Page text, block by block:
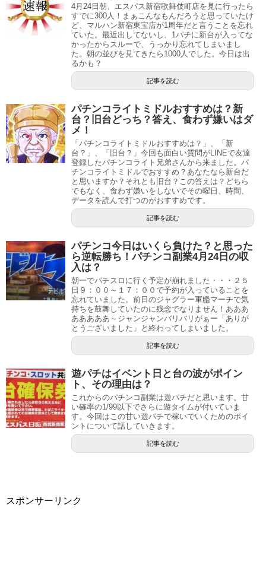
4月24日朝、エスパス新宿歌舞伎町店を見に行ったら
すでに300人！まぁこんなもんだろうと思っていたけ
ど、マルハン新宿東宝店が1周年だと言うことを忘れ
ていた。最近出してないし、1パチに新台が入ってな
かったからスルーで、うっかり忘れてしまいまし
た。朝の並びを見てきたら1000人でした。今日は出
るかも？
記事を読む
パチンコライトミドルおすすめは？新
台？旧台どっち？答え、食わず嫌いはダ
メ！
「パチンコライトミドルおすすめは？」、「新
台？」、「旧台？」今回も面白い質問がLINEで友達
登録したパチンコライト兄弟さんから来ました。パ
チンコライトミドルでおすすめ？あなたなら新台だ
と思いますか？それとも旧台？この答えは？どちら
でもなく、食わず嫌いをしないでその曜日、時間、
データを読んで打つのがおすすめです。
記事を読む
パチンコ今日はいくら負けた？と思った
ら逆転勝ち！パチンコ副業4月24日の収
入は？
朝一でパチスロに行く予定が崩れました・・・２５
日９：００～１７：００で予約が入っていることを
忘れていました。前日のジャグラー軍艦マーチで気
持ちを鼓舞していたのに残念でなりません！あああ
あああああ～ジャンジャンバリバリがぁー「ありが
とうございました」と終わってしまいました。
記事を読む
遊パチはイベント日と台の波がポイン
ト、その理由は？
これからのパチンコ副業は遊パチだと思います。甘
い確率の1/99以下でさらに遊タイムが付いていま
す。今回はこの甘い遊パチで稼いでいくためのポイ
ントについて話していきます。
記事を読む
スポンサーリンク